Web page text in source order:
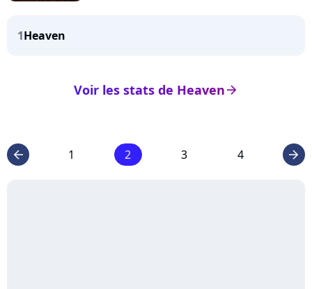
1Heaven
arrow_right
Voir les stats de Heaven
arrow_left 1 2 3 4 arrow_right